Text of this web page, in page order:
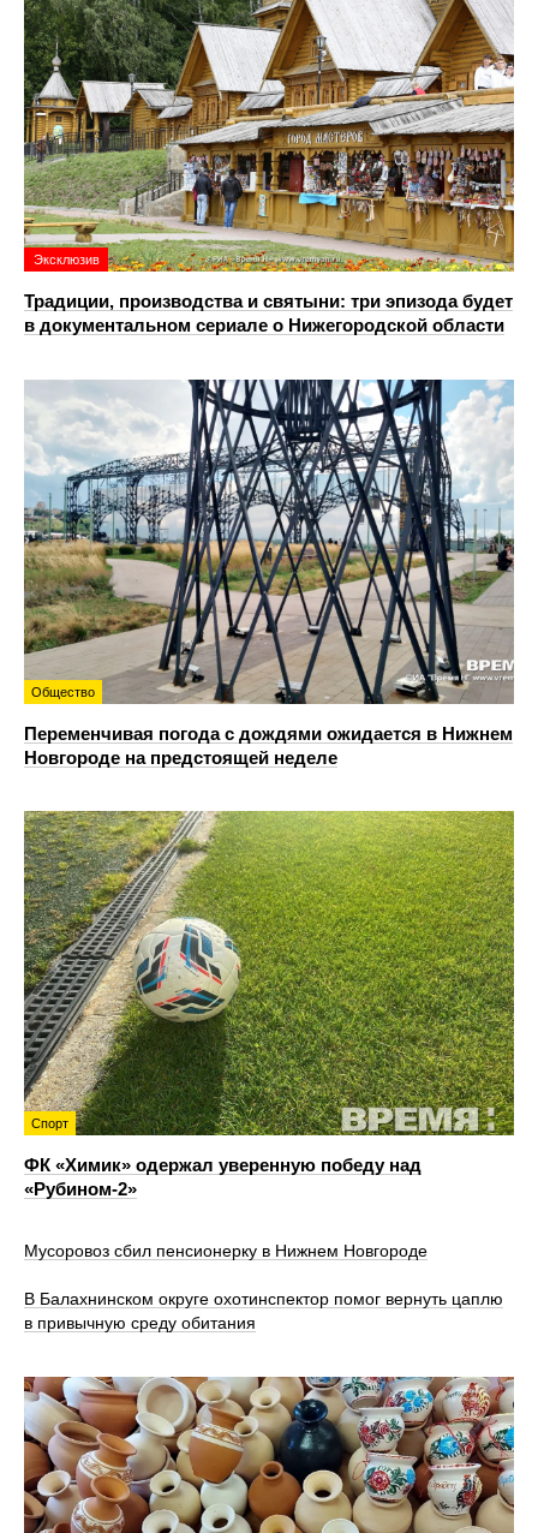
Эксклюзив
Традиции, производства и святыни: три эпизода будет
в документальном сериале о Нижегородской области
Общество
Переменчивая погода с дождями ожидается в Нижнем
Новгороде на предстоящей неделе
Спорт
ФК «Химик» одержал уверенную победу над
«Рубином‑2»
Мусоровоз сбил пенсионерку в Нижнем Новгороде
В Балахнинском округе охотинспектор помог вернуть цаплю
в привычную среду обитания